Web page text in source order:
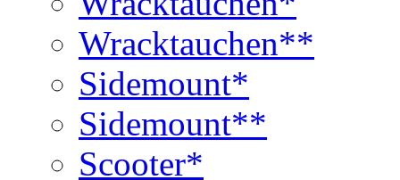
Wracktauchen**
Sidemount*
Sidemount**
Scooter*